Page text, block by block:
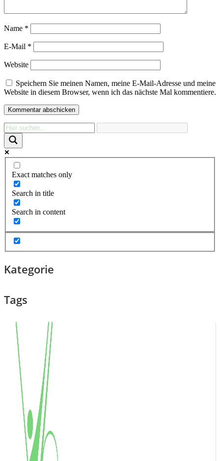
Name *
E-Mail *
Website
Speichern Sie meinen Namen, meine E-Mail-Adresse und meine
Website in diesem Browser, wenn ich das nächste Mal kommentiere.
Exact matches only
Search in title
Search in content
Kategorie
Tags